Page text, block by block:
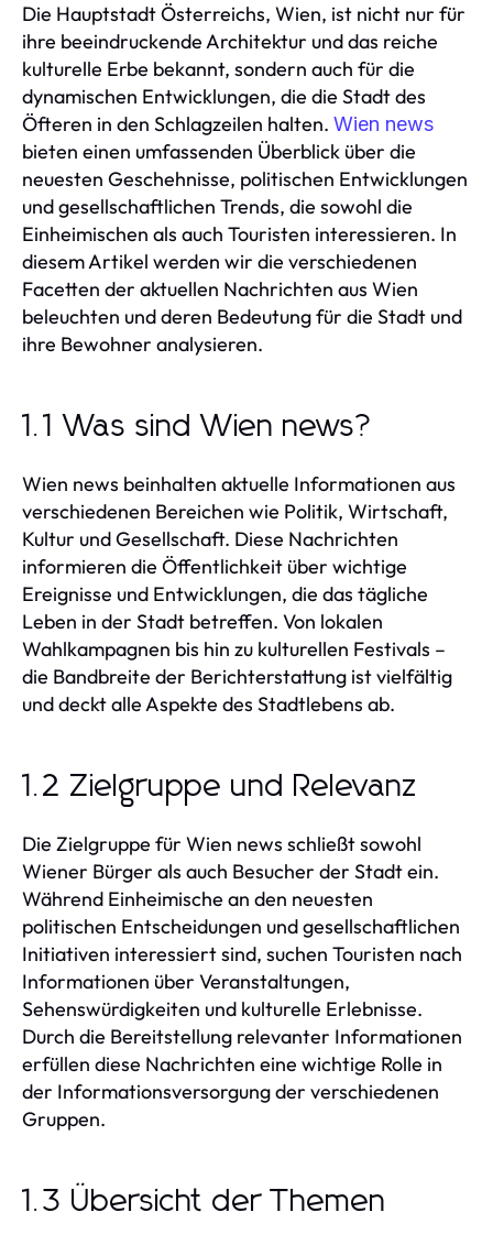
Die Hauptstadt Österreichs, Wien, ist nicht nur für
ihre beeindruckende Architektur und das reiche
kulturelle Erbe bekannt, sondern auch für die
dynamischen Entwicklungen, die die Stadt des
Öfteren in den Schlagzeilen halten. Wien news
bieten einen umfassenden Überblick über die
neuesten Geschehnisse, politischen Entwicklungen
und gesellschaftlichen Trends, die sowohl die
Einheimischen als auch Touristen interessieren. In
diesem Artikel werden wir die verschiedenen
Facetten der aktuellen Nachrichten aus Wien
beleuchten und deren Bedeutung für die Stadt und
ihre Bewohner analysieren.
1.1 Was sind Wien news?
Wien news beinhalten aktuelle Informationen aus
verschiedenen Bereichen wie Politik, Wirtschaft,
Kultur und Gesellschaft. Diese Nachrichten
informieren die Öffentlichkeit über wichtige
Ereignisse und Entwicklungen, die das tägliche
Leben in der Stadt betreffen. Von lokalen
Wahlkampagnen bis hin zu kulturellen Festivals –
die Bandbreite der Berichterstattung ist vielfältig
und deckt alle Aspekte des Stadtlebens ab.
1.2 Zielgruppe und Relevanz
Die Zielgruppe für Wien news schließt sowohl
Wiener Bürger als auch Besucher der Stadt ein.
Während Einheimische an den neuesten
politischen Entscheidungen und gesellschaftlichen
Initiativen interessiert sind, suchen Touristen nach
Informationen über Veranstaltungen,
Sehenswürdigkeiten und kulturelle Erlebnisse.
Durch die Bereitstellung relevanter Informationen
erfüllen diese Nachrichten eine wichtige Rolle in
der Informationsversorgung der verschiedenen
Gruppen.
1.3 Übersicht der Themen